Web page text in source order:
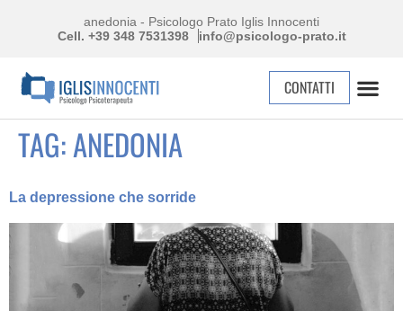
anedonia - Psicologo Prato Iglis Innocenti
Cell. +39 348 7531398
info@psicologo-prato.it
CONTATTI
TAG:ANEDONIA
La depressione che sorride